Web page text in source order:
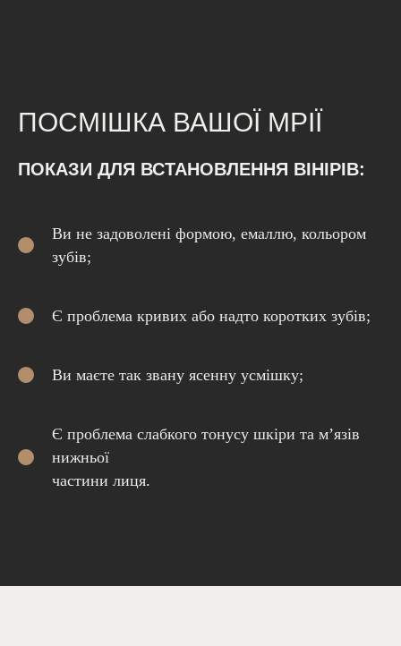
ПОСМІШКА ВАШОЇ МРІЇ
ПОКАЗИ ДЛЯ ВСТАНОВЛЕННЯ ВІНІРІВ:
Ви не задоволені формою, емаллю, кольором
зубів;
Є проблема кривих або надто коротких зубів;
Ви маєте так звану ясенну усмішку;
Є проблема слабкого тонусу шкіри та м’язів
нижньої
частини лиця.